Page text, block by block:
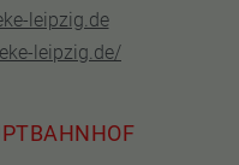
leipzig.de
leipzig.de/